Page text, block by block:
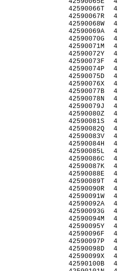
42590066T
42590067R
42590068W
42590069A
42590070G
42590071M
42590072Y
42590073F
42590074P
42590075D
42590076X
42590077B
42590078N
42590079J
42590080Z
42590081S
42590082Q
42590083V
42590084H
42590085L
42590086C
42590087K
42590088E
42590089T
42590090R
42590091W
42590092A
42590093G
42590094M
42590095Y
42590096F
42590097P
42590098D
42590099X
42590100B